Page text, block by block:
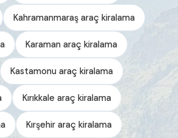
Kahramanmaraş araç kiralama
Karaman araç kiralama
Kastamonu araç kiralama
Kırıkkale araç kiralama
Kırşehir araç kiralama